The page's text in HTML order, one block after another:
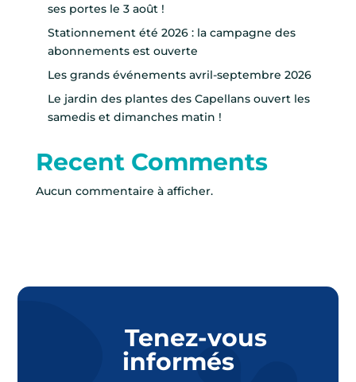
ses portes le 3 août !
Stationnement été 2026 : la campagne des
abonnements est ouverte
Les grands événements avril-septembre 2026
Le jardin des plantes des Capellans ouvert les
samedis et dimanches matin !
Recent Comments
Aucun commentaire à afficher.
Tenez-vous
informés